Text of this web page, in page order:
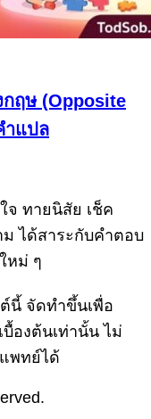
ฤษ (Opposite
ำแปล
จ ทายนิสัย เช็ค
ได้สาระกับคำตอบ
หม่ ๆ
นี้ จัดทำขึ้นเพื่อ
บื้องต้นเท่านั้น ไม่
พทย์ได้